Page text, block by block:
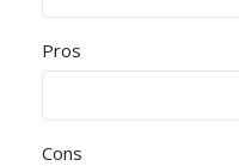
Pros
Cons